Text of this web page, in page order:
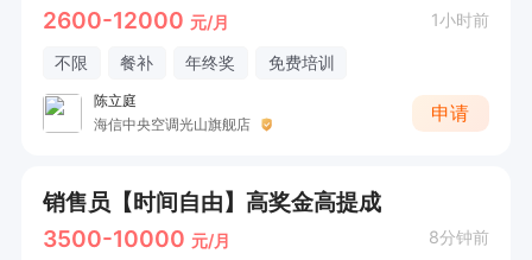
2600-12000 元/月 1小时前
不限 餐补 年终奖 免费培训
陈立庭
海信中央空调光山旗舰店
申请
销售员【时间自由】高奖金高提成
3500-10000 元/月 8分钟前